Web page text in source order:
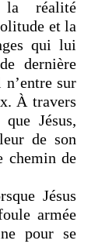
la réalité
et la
qui lui
dernière
sur
À travers
Jésus,
de son
chemin de
Jésus
armée
pour se